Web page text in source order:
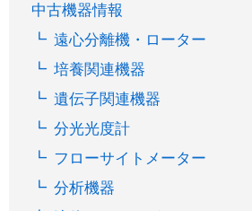
中古機器情報
遠心分離機・ローター
培養関連機器
遺伝子関連機器
分光光度計
フローサイトメーター
分析機器